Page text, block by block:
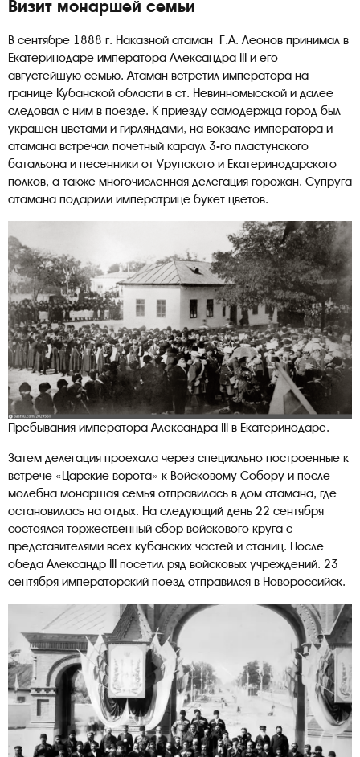
Визит монаршей семьи
В сентябре 1888 г. Наказной атаман Г.А. Леонов принимал в
Екатеринодаре императора Александра III и его
августейшую семью. Атаман встретил императора на
границе Кубанской области в ст. Невинномысской и далее
следовал с ним в поезде. К приезду самодержца город был
украшен цветами и гирляндами, на вокзале императора и
атамана встречал почетный караул 3-го пластунского
батальона и песенники от Урупского и Екатеринодарского
полков, а также многочисленная делегация горожан. Супруга
атамана подарили императрице букет цветов.
Пребывания императора Александра III в Екатеринодаре.
Затем делегация проехала через специально построенные к
встрече «Царские ворота» к Войсковому Собору и после
молебна монаршая семья отправилась в дом атамана, где
остановилась на отдых. На следующий день 22 сентября
состоялся торжественный сбор войскового круга с
представителями всех кубанских частей и станиц. После
обеда Александр III посетил ряд войсковых учреждений. 23
сентября императорский поезд отправился в Новороссийск.